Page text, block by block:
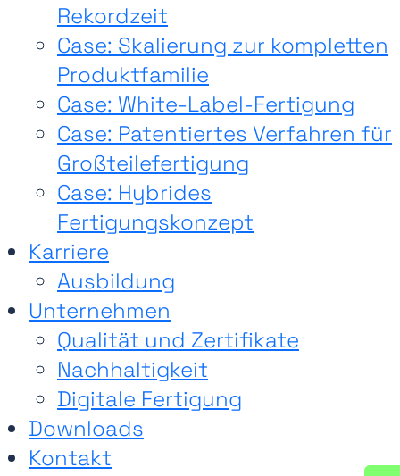
Rekordzeit
Case: Skalierung zur kompletten
Produktfamilie
Case: White-Label-Fertigung
Case: Patentiertes Verfahren für
Großteilefertigung
Case: Hybrides
Fertigungskonzept
Karriere
Ausbildung
Unternehmen
Qualität und Zertifikate
Nachhaltigkeit
Digitale Fertigung
Downloads
Kontakt